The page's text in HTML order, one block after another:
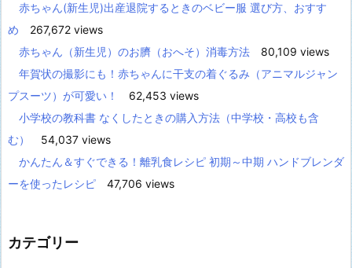
赤ちゃん(新生児)出産退院するときのベビー服 選び方、おすす
め
267,672 views
赤ちゃん（新生児）のお臍（おへそ）消毒方法
80,109 views
年賀状の撮影にも！赤ちゃんに干支の着ぐるみ（アニマルジャン
プスーツ）が可愛い！
62,453 views
小学校の教科書 なくしたときの購入方法（中学校・高校も含
む）
54,037 views
かんたん＆すぐできる！離乳食レシピ 初期～中期 ハンドブレンダ
ーを使ったレシピ
47,706 views
カテゴリー